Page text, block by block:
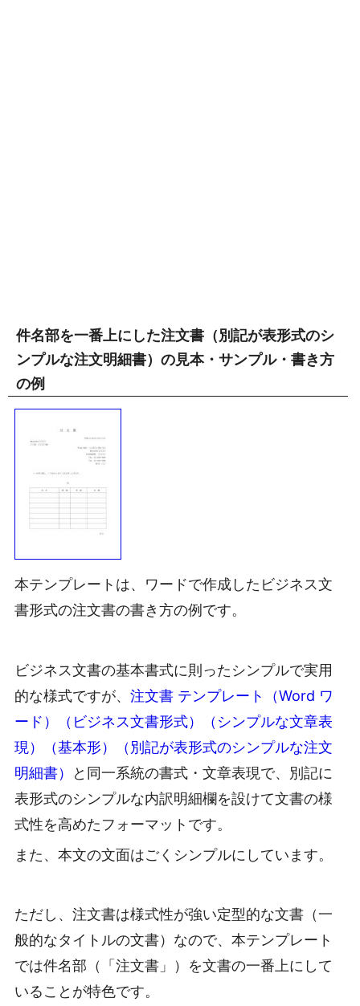
件名部を一番上にした注文書（別記が表形式のシ
ンプルな注文明細書）の見本・サンプル・書き方
の例
本テンプレートは、ワードで作成したビジネス文
書形式の注文書の書き方の例です。
ビジネス文書の基本書式に則ったシンプルで実用
的な様式ですが、 注文書 テンプレート（Word ワ
ード）（ビジネス文書形式）（シンプルな文章表
現）（基本形）（別記が表形式のシンプルな注文
明細書）
と同一系統の書式・文章表現で、別記に
表形式のシンプルな内訳明細欄を設けて文書の様
式性を高めたフォーマットです。
また、本文の文面はごくシンプルにしています。
ただし、注文書は様式性が強い定型的な文書（一
般的なタイトルの文書）なので、本テンプレート
では件名部（「注文書」）を文書の一番上にして
いることが特色です。